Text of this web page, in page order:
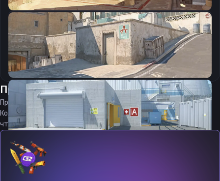
CSGO-8WdcD-biGKU-OOSDN-XuTwW-88JLH
Скопировать
ПрицелАлиссонот 10.08.2026
Прицел Alisson является актуальным на
10.08.2026
Код прицела
CS 2 стараемся еженедельно обновлять,
чтобы вы могли играть с актуальными настройками игрока.